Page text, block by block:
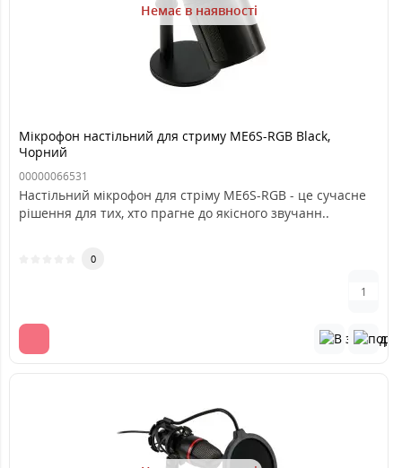
Немає в наявності
Мікрофон настільний для стриму ME6S-RGB Black,
Чорний
00000066531
Настільний мікрофон для стріму ME6S-RGB - це сучасне
рішення для тих, хто прагне до якісного звучанн..
0